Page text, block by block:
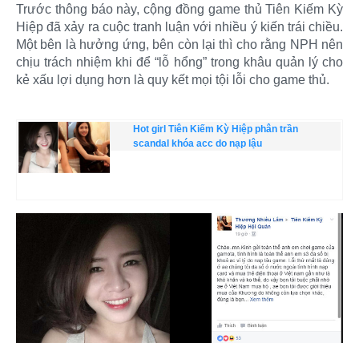
Trước thông báo này, cộng đồng game thủ Tiên Kiếm Kỳ
Hiệp đã xảy ra cuộc tranh luận với nhiều ý kiến trái chiều.
Một bên là hưởng ứng, bên còn lại thì cho rằng NPH nên
chịu trách nhiệm khi để “lỗ hổng” trong khâu quản lý cho
kẻ xấu lợi dụng hơn là quy kết mọi tội lỗi cho game thủ.
Hot girl Tiên Kiếm Kỳ Hiệp phân trần
scandal khóa acc do nạp lậu